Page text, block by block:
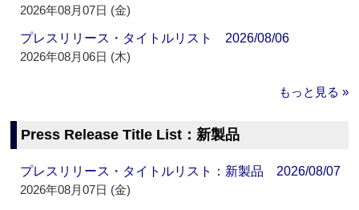
2026年08月07日 (金)
プレスリリース・タイトルリスト 2026/08/06
2026年08月06日 (木)
もっと見る »
Press Release Title List：新製品
プレスリリース・タイトルリスト：新製品 2026/08/07
2026年08月07日 (金)